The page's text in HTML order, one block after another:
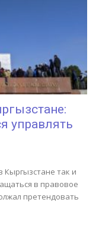
управлять
Кыргызстане так и
в правовое
претендовать